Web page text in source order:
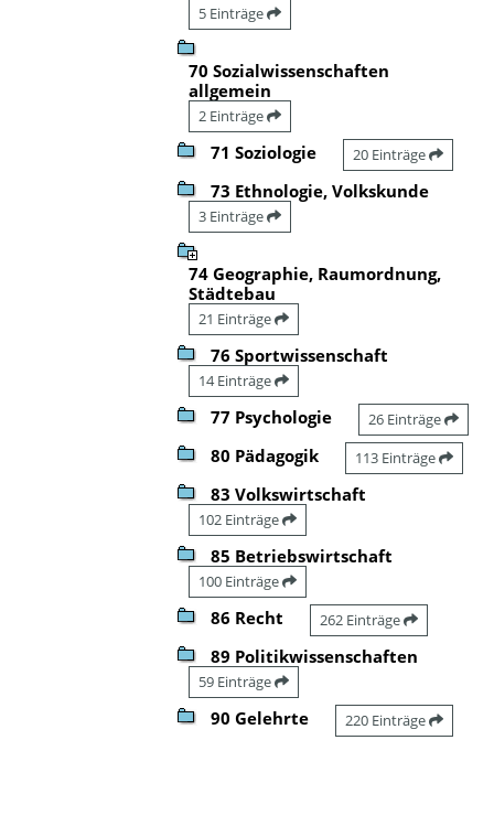
5 Einträge
70 Sozialwissenschaften
allgemein
2 Einträge
71 Soziologie 20 Einträge
73 Ethnologie, Volkskunde
3 Einträge
74 Geographie, Raumordnung,
Städtebau
21 Einträge
76 Sportwissenschaft
14 Einträge
77 Psychologie 26 Einträge
80 Pädagogik 113 Einträge
83 Volkswirtschaft
102 Einträge
85 Betriebswirtschaft
100 Einträge
86 Recht 262 Einträge
89 Politikwissenschaften
59 Einträge
90 Gelehrte 220 Einträge